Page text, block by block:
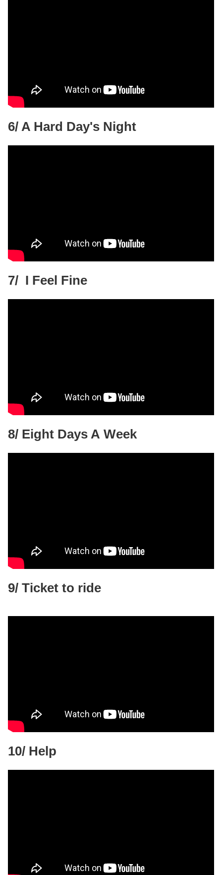
6/ A Hard Day's Night
7/ I Feel Fine
8/ Eight Days A Week
9/ Ticket to ride
10/ Help